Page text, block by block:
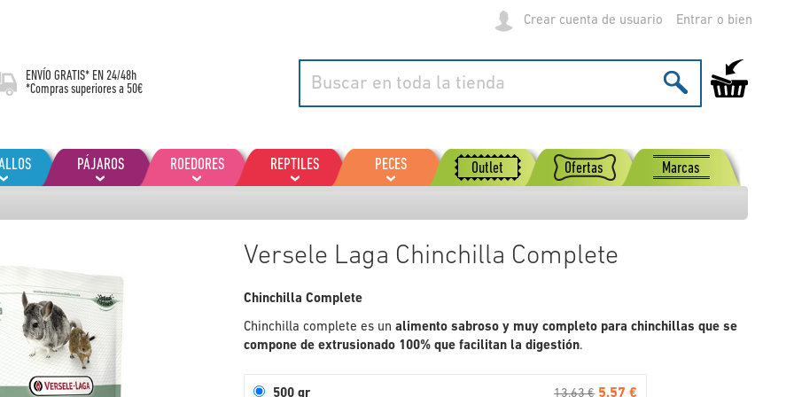
Crear cuenta de usuario Entrar
ENVÍO GRATIS* EN 24/48h
*Compras superiores a 50€
Mi carrito de
PÁJAROS ROEDORES REPTILES PECES Outlet Ofertas Marcas
Versele Laga Chinchilla Complete
Chinchilla Complete
Chinchilla complete es unalimento sabroso y muy completo para chinchillas que se
compone de extrusionado 100% que facilitan la digestión.
500 gr 13.63 € 5.57 €